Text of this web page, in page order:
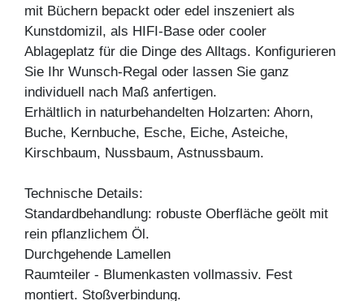
mit Büchern bepackt oder edel inszeniert als
Kunstdomizil, als HIFI-Base oder cooler
Ablageplatz für die Dinge des Alltags. Konfigurieren
Sie Ihr Wunsch-Regal oder lassen Sie ganz
individuell nach Maß anfertigen.
Erhältlich in naturbehandelten Holzarten: Ahorn,
Buche, Kernbuche, Esche, Eiche, Asteiche,
Kirschbaum, Nussbaum, Astnussbaum.
Technische Details:
Standardbehandlung: robuste Oberfläche geölt mit
rein pflanzlichem Öl.
Durchgehende Lamellen
Raumteiler - Blumenkasten vollmassiv. Fest
montiert. Stoßverbindung.